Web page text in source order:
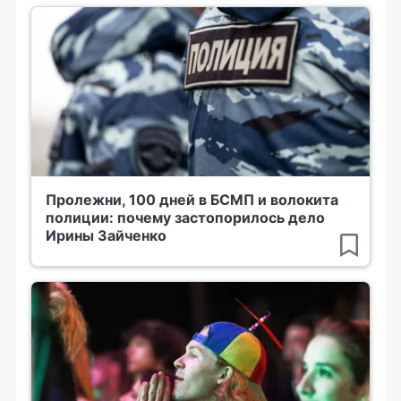
Пролежни, 100 дней в БСМП и волокита
полиции: почему застопорилось дело
Ирины Зайченко